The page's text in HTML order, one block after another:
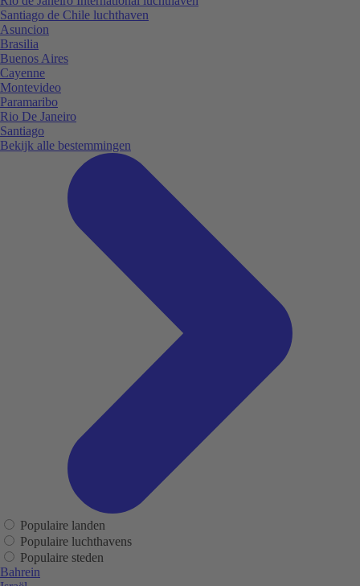
Santiago de Chile luchthaven
Asuncion
Brasilia
Buenos Aires
Cayenne
Montevideo
Paramaribo
Rio De Janeiro
Santiago
Bekijk alle bestemmingen
Populaire landen
Populaire luchthavens
Populaire steden
Bahrein